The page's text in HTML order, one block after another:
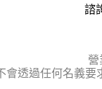
諮
營
會透過任何名義